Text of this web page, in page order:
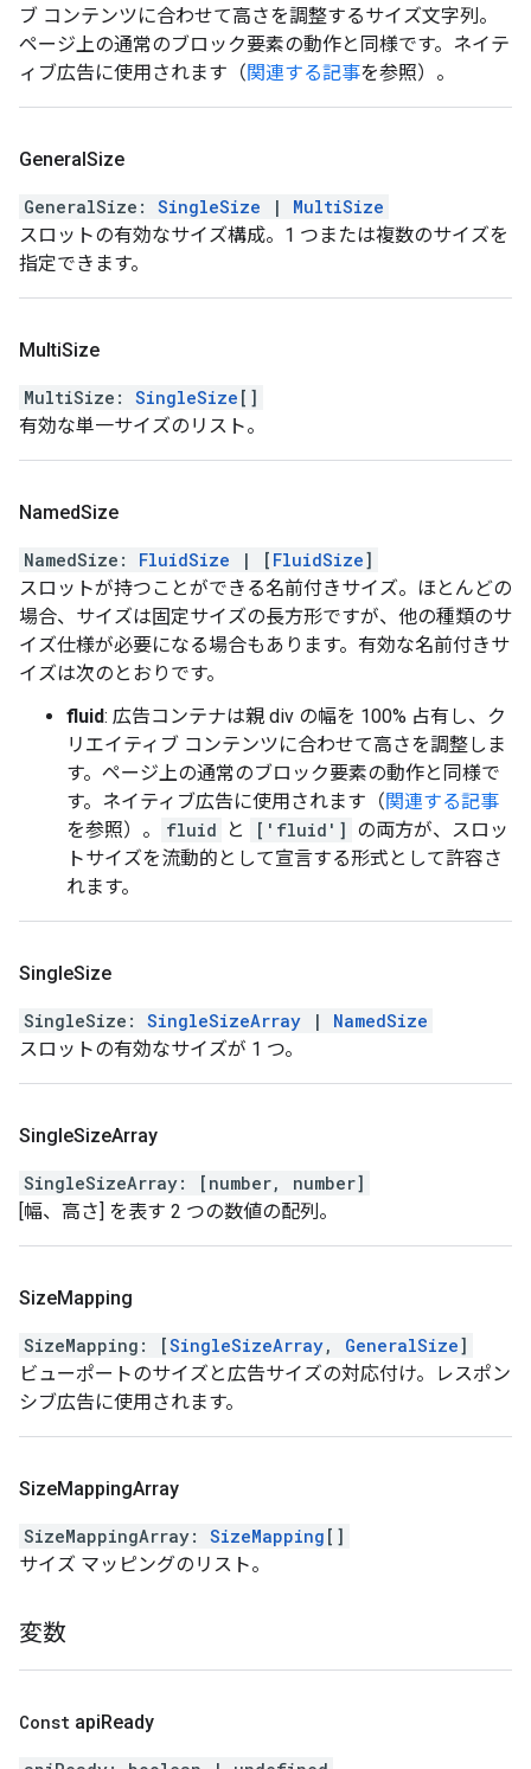
ブ コンテンツに合わせて高さを調整するサイズ文字列。
ページ上の通常のブロック要素の動作と同様です。ネイテ
ィブ広告に使用されます（関連する記事を参照）。
GeneralSize
GeneralSize : SingleSize | MultiSize
スロットの有効なサイズ構成。1 つまたは複数のサイズを
指定できます。
MultiSize
MultiSize : SingleSize []
有効な単一サイズのリスト。
NamedSize
NamedSize : FluidSize | [ FluidSize]
スロットが持つことができる名前付きサイズ。ほとんどの
場合、サイズは固定サイズの長方形ですが、他の種類のサ
イズ仕様が必要になる場合もあります。有効な名前付きサ
イズは次のとおりです。
fluid: 広告コンテナは親 div の幅を 100% 占有し、ク
リエイティブ コンテンツに合わせて高さを調整しま
す。ページ上の通常のブロック要素の動作と同様で
す。ネイティブ広告に使用されます（関連する記事
を参照）。
fluid と ['fluid'] の両方が、スロッ
トサイズを流動的として宣言する形式として許容さ
れます。
SingleSize
SingleSize : SingleSizeArray | NamedSize
スロットの有効なサイズが 1 つ。
SingleSizeArray
SingleSizeArray: [ number, number]
[幅、高さ] を表す 2 つの数値の配列。
SizeMapping
SizeMapping : [SingleSizeArray, GeneralSize]
ビューポートのサイズと広告サイズの対応付け。レスポン
シブ広告に使用されます。
SizeMappingArray
SizeMappingArray: SizeMapping []
サイズ マッピングのリスト。
変数
Const apiReady